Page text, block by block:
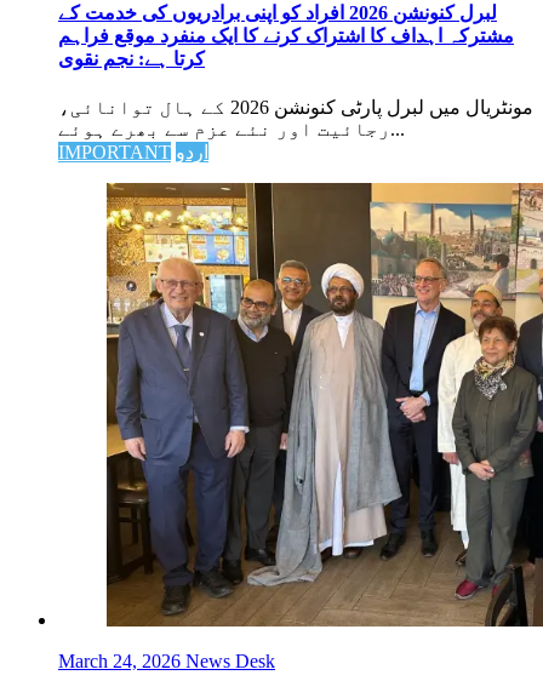
لبرل کنونشن 2026 افراد کو اپنی برادریوں کی خدمت کے
مشترکہ اہداف کا اشتراک کرنے کا ایک منفرد موقع فراہم
کرتا ہے: نجم نقوی
مونٹریال میں لبرل پارٹی کنونشن 2026 کے ہال توانائی،
رجائیت اور نئے عزم سے بھرے ہوئے...
IMPORTANT اردو
March 24, 2026 News Desk